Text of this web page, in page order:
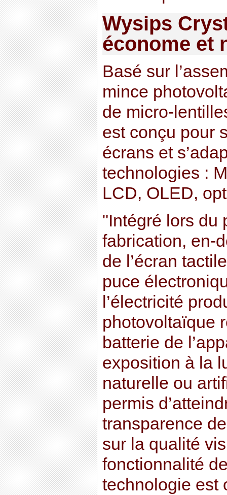
Wysips
économe et
Basé sur
mince
de micro-
est conçu pour
écrans et
technologies :
LCD, OLED,
"Intégré lors du
fabrication, en-
de l’écran
puce
l’électricité
photovoltaïque
batterie de
exposition à la
naturelle ou
permis
transparence
sur la qualité
fonctionnalité
technologie est